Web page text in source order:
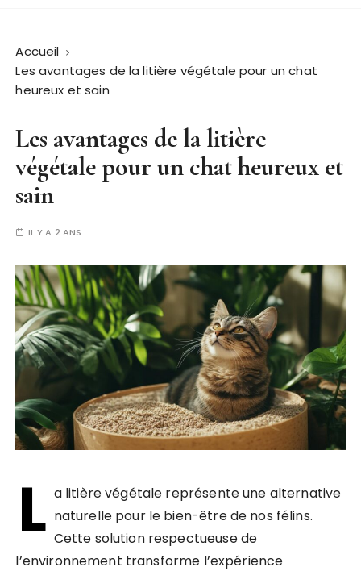
Accueil
Les avantages de la litière végétale pour un chat
heureux et sain
Les avantages de la litière
végétale pour un chat heureux et
sain
IL Y A 2 ANS
L a litière végétale représente une alternative
naturelle pour le bien-être de nos félins.
Cette solution respectueuse de
l’environnement transforme l’expérience